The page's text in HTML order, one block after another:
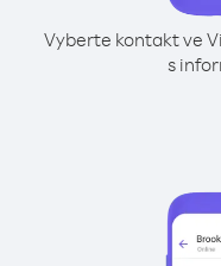
Vyberte kontakt ve
s